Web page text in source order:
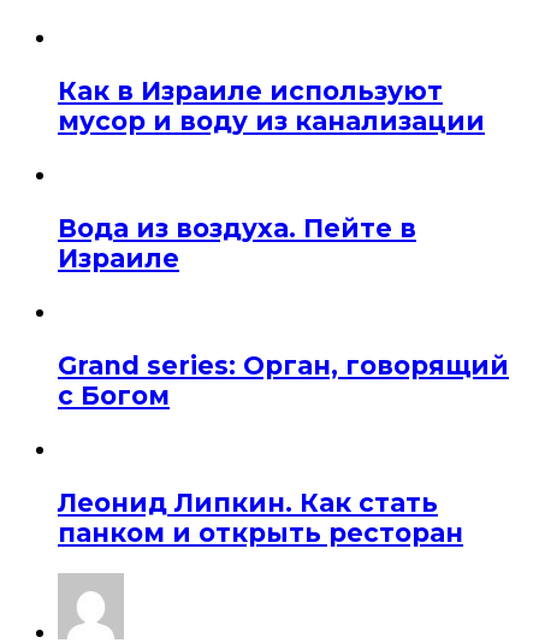
Как в Израиле используют
мусор и воду из канализации
Вода из воздуха. Пейте в
Израиле
Grand series: Орган, говорящий
с Богом
Леонид Липкин. Как стать
панком и открыть ресторан